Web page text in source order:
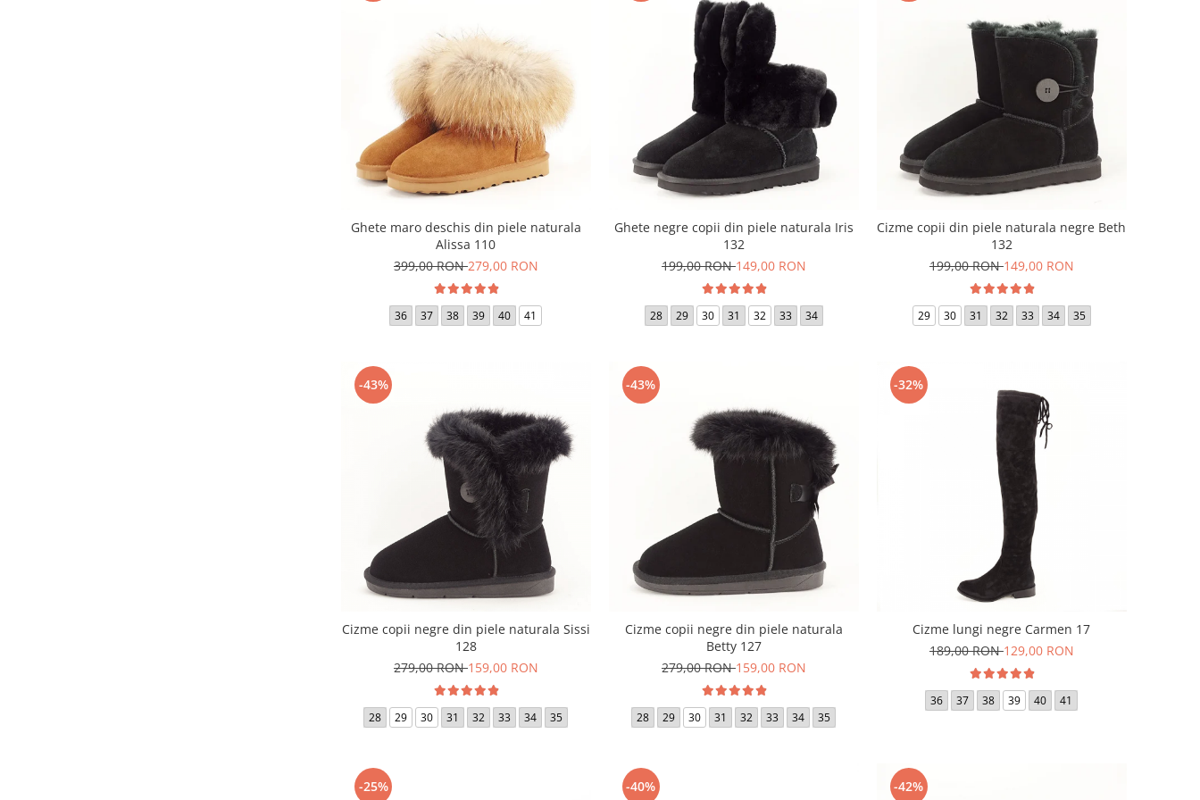
Ghete maro deschis din piele naturala
Alissa 110
399,00 RON279,00 RON
36 37 38 39 40 41
Ghete negre copii din piele naturala Iris
132
199,00 RON149,00 RON
28 29 30 31 32 33 34
Cizme copii din piele naturala negre Beth
132
199,00 RON149,00 RON
29 30 31 32 33 34 35
-43%
Cizme copii negre din piele naturala Sissi
128
279,00 RON159,00 RON
28 29 30 31 32 33 34 35
-43%
Cizme copii negre din piele naturala
Betty 127
279,00 RON159,00 RON
28 29 30 31 32 33 34 35
-32%
Cizme lungi negre Carmen 17
189,00 RON129,00 RON
36 37 38 39 40 41
-25% -40% -42%